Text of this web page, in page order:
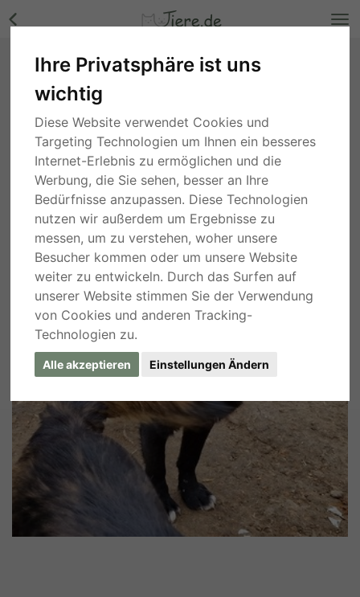
Ihre Privatsphäre ist uns
wichtig
Diese Website verwendet Cookies und
Targeting Technologien um Ihnen ein besseres
Internet-Erlebnis zu ermöglichen und die
Werbung, die Sie sehen, besser an Ihre
Bedürfnisse anzupassen. Diese Technologien
nutzen wir außerdem um Ergebnisse zu
messen, um zu verstehen, woher unsere
Besucher kommen oder um unsere Website
weiter zu entwickeln. Durch das Surfen auf
unserer Website stimmen Sie der Verwendung
von Cookies und anderen Tracking-
Technologien zu.
Alle akzeptieren Einstellungen Ändern
Lance, Mix - Rüde Bilder
Niedersachsen , vor 3 Wochen